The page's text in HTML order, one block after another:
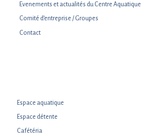
Evenements et actualités du Centre Aquatique
Comité d’entreprise / Groupes
Contact
Espace aquatique
Espace détente
Cafétéria